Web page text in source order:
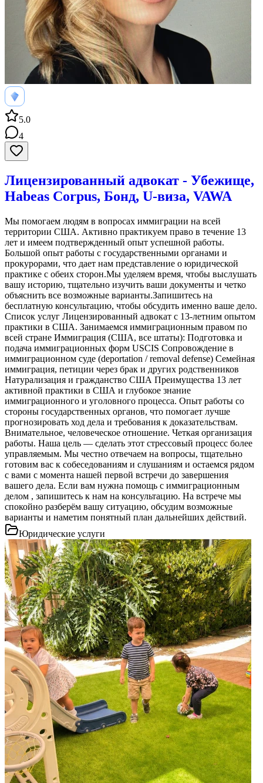
5.0
4
Лицензированный адвокат - Убежище,
Habeas Corpus, Бонд, U-виза, VAWA
Мы помогаем людям в вопросах иммиграции на всей
территории США. Активно практикуем право в течение 13
лет и имеем подтвержденный опыт успешной работы.
Большой опыт работы с государственными органами и
прокурорами, что дает нам представление о юридической
практике с обеих сторон.Мы уделяем время, чтобы выслушать
вашу историю, тщательно изучить ваши документы и четко
объяснить все возможные варианты.Запишитесь на
бесплатную консультацию, чтобы обсудить именно ваше дело.
Список услуг Лицензированный адвокат с 13‑летним опытом
практики в США. Занимаемся иммиграционным правом по
всей стране Иммиграция (США, все штаты): Подготовка и
подача иммиграционных форм USCIS Сопровождение в
иммиграционном суде (deportation / removal defense) Семейная
иммиграция, петиции через брак и других родственников
Натурализация и гражданство США Преимущества 13 лет
активной практики в США и глубокое знание
иммиграционного и уголовного процесса. Опыт работы со
стороны государственных органов, что помогает лучше
прогнозировать ход дела и требования к доказательствам.
Внимательное, человеческое отношение. Четкая организация
работы. Наша цель — сделать этот стрессовый процесс более
управляемым. Мы честно отвечаем на вопросы, тщательно
готовим вас к собеседованиям и слушаниям и остаемся рядом
с вами с момента нашей первой встречи до завершения
вашего дела. Если вам нужна помощь с иммиграционным
делом , запишитесь к нам на консультацию. На встрече мы
спокойно разберём вашу ситуацию, обсудим возможные
варианты и наметим понятный план дальнейших действий.
Юридические услуги